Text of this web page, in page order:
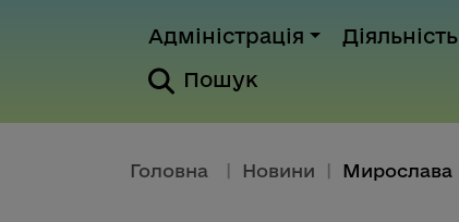
Адміністрація Діяльність
Пошук
Головна Новини